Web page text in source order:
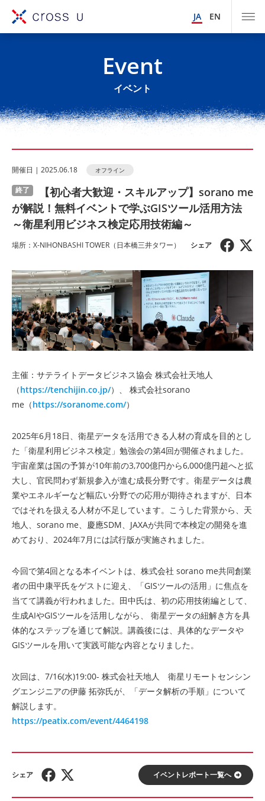
JA EN
Event
イベント
開催⽇ | 2025.06.18 オフライン
終了
【初心者大歓迎・スキルアップ】sorano me
が解説！無料イベントで学ぶGISツール活用方法
～衛星利用ビジネス検定応用技術編～
場所：X-NIHONBASHI TOWER（日本橋三井タワー）
主催：サテライトデータビジネス協会 株式会社天地人
（https://tenchijin.co.jp/）、 株式会社sorano
me（https://soranome.com/）
2025年6月18日、衛星データを活用できる人材の育成を目的とし
た「衛星利用ビジネス検定」勉強会の第4回が開催されました。
宇宙産業は国の予算が10年前の3,700億円から6,000億円超へと拡
大し、官民問わず新規参入が進む成長分野です。衛星データは農
業やエネルギーなど幅広い分野での応用が期待されますが、日本
ではそれを扱える人材が不足しています。こうした背景から、天
地人、sorano me、慶應SDM、JAXAが共同で本検定の開発を進
めており、2024年7月には試行版が実施されました。
今回で第4回となる本イベントは、株式会社 sorano me共同創業
者の田中康平氏をゲストに迎え、「GISツールの活用」に焦点を
当てて講義が行われました。田中氏は、初の応用技術編として、
生成AIやGISツールを活用しながら、 衛星データの紐解き方を具
体的なステップを通じて解説。講義後には、具体的なデータや
GISツールを用いて実践可能な内容となりました。
次回は、7/16(水)19:00- 株式会社天地人 衛星リモートセンシン
グエンジニアの伊藤 拓弥氏が、「データ解析の手順」について
解説します。
https://peatix.com/event/4464198
イベントレポート⼀覧へ